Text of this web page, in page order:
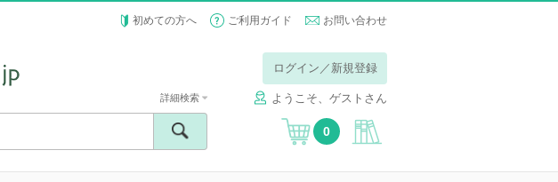
初めての方へ ご利用ガイド お問い合わせ
ログイン／新規登録
ようこそ、ゲストさん
詳細検索
0